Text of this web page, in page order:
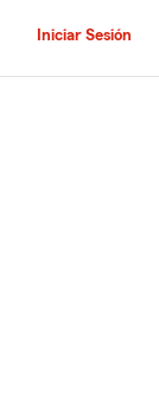
Iniciar Sesión